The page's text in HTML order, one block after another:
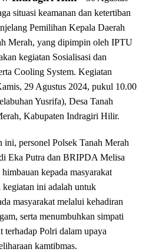
situasi keamanan dan ketertiban
Pemilihan Kepala Daerah
Merah, yang dipimpin oleh IPTU
kegiatan Sosialisasi dan
Cooling System. Kegiatan
29 Agustus 2024, pukul 10.00
Yusrifa), Desa Tanah
Kabupaten Indragiri Hilir.
ini, personel Polsek Tanah Merah
Eka Putra dan BRIPDA Melisa
kepada masyarakat
kegiatan ini adalah untuk
masyarakat melalui kehadiran
serta menumbuhkan simpati
terhadap Polri dalam upaya
kamtibmas.